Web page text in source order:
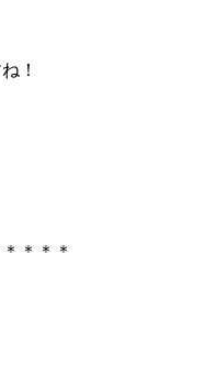
！
＊＊＊